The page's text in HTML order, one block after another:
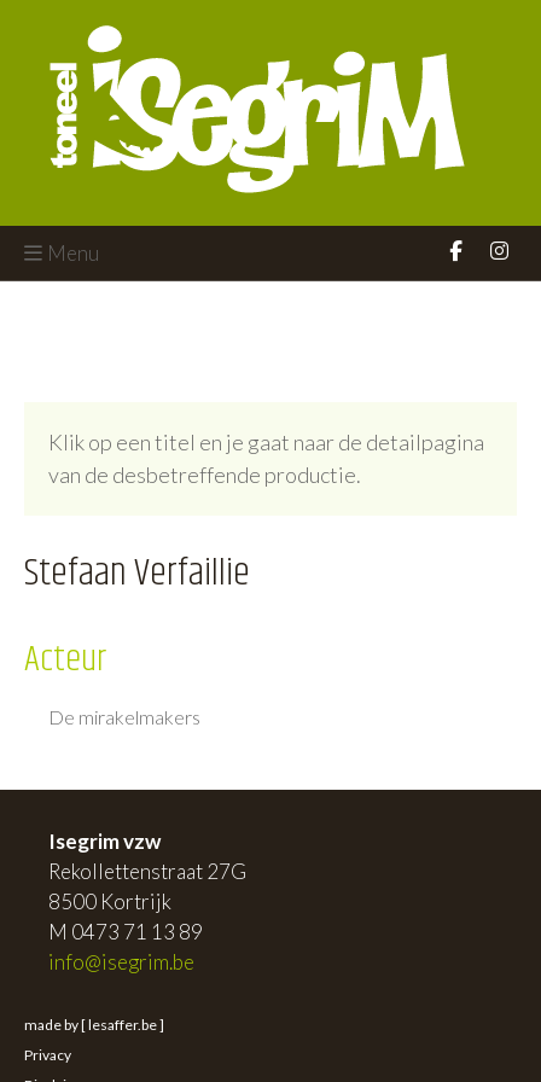
Menu
Klik op een titel en je gaat naar de detailpagina
van de desbetreffende productie.
Stefaan Verfaillie
Acteur
De mirakelmakers
Isegrim vzw
Rekollettenstraat 27G
8500 Kortrijk
M 0473 71 13 89
info@isegrim.be
made by [ lesaffer.be ]
Privacy